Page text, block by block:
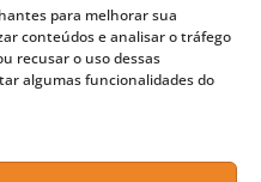
para melhorar sua
conteúdos e analisar o tráfego
recusar o uso dessas
algumas funcionalidades do
moeda 100x?
Pre-Sales para investir
também registrou